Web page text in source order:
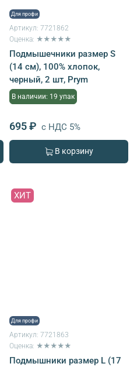
Для профи
Артикул: 7721862
Оценка: ★★★★★
Подмышечники размер S
(14 см), 100% хлопок,
черный, 2 шт, Prym
В наличии: 19 упак
695 ₽ с НДС 5%
В корзину
ХИТ
Для профи
Артикул: 7721863
Оценка: ★★★★★
Подмышники размер L (17